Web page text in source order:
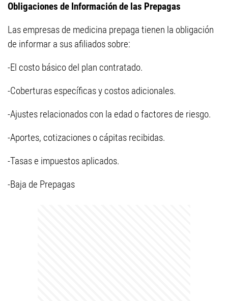
Obligaciones de Información de las Prepagas
Las empresas de medicina prepaga tienen la obligación
de informar a sus afiliados sobre:
-El costo básico del plan contratado.
-Coberturas específicas y costos adicionales.
-Ajustes relacionados con la edad o factores de riesgo.
-Aportes, cotizaciones o cápitas recibidas.
-Tasas e impuestos aplicados.
-Baja de Prepagas